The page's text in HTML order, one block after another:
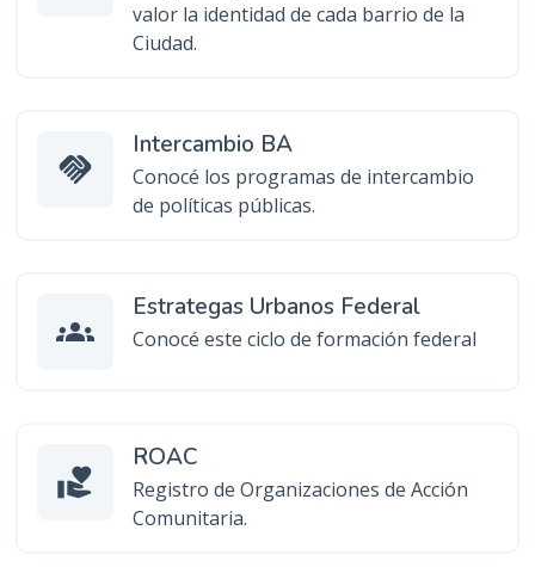
valor la identidad de cada barrio de la
Ciudad.
handshake
Intercambio BA
Conocé los programas de intercambio
de políticas públicas.
groups
Estrategas Urbanos Federal
Conocé este ciclo de formación federal
volunteer_activism
ROAC
Registro de Organizaciones de Acción
Comunitaria.